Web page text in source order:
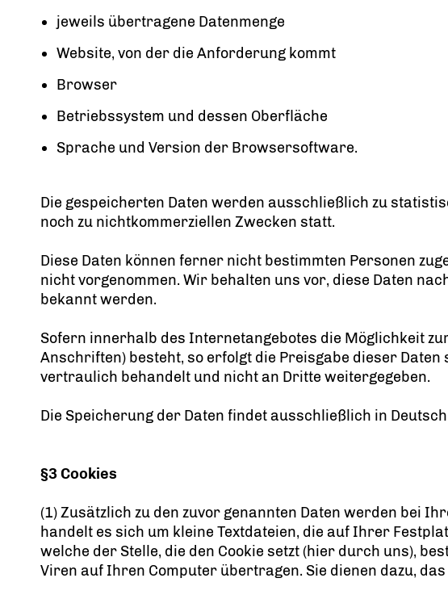
jeweils übertragene Datenmenge
Website, von der die Anforderung kommt
Browser
Betriebssystem und dessen Oberfläche
Sprache und Version der Browsersoftware.
Die gespeicherten Daten werden ausschließlich zu
noch zu nichtkommerziellen Zwecken statt.
Diese Daten können ferner nicht bestimmten Personen
nicht vorgenommen. Wir behalten uns vor, diese Daten
bekannt werden.
Sofern innerhalb des Internetangebotes die Möglichkeit
Anschriften) besteht, so erfolgt die Preisgabe dieser
vertraulich behandelt und nicht an Dritte weitergegeben.
Die Speicherung der Daten findet ausschließlich in
§3 Cookies
(1) Zusätzlich zu den zuvor genannten Daten werden bei
handelt es sich um kleine Textdateien, die auf Ihrer
welche der Stelle, die den Cookie setzt (hier durch uns),
Viren auf Ihren Computer übertragen. Sie dienen dazu,